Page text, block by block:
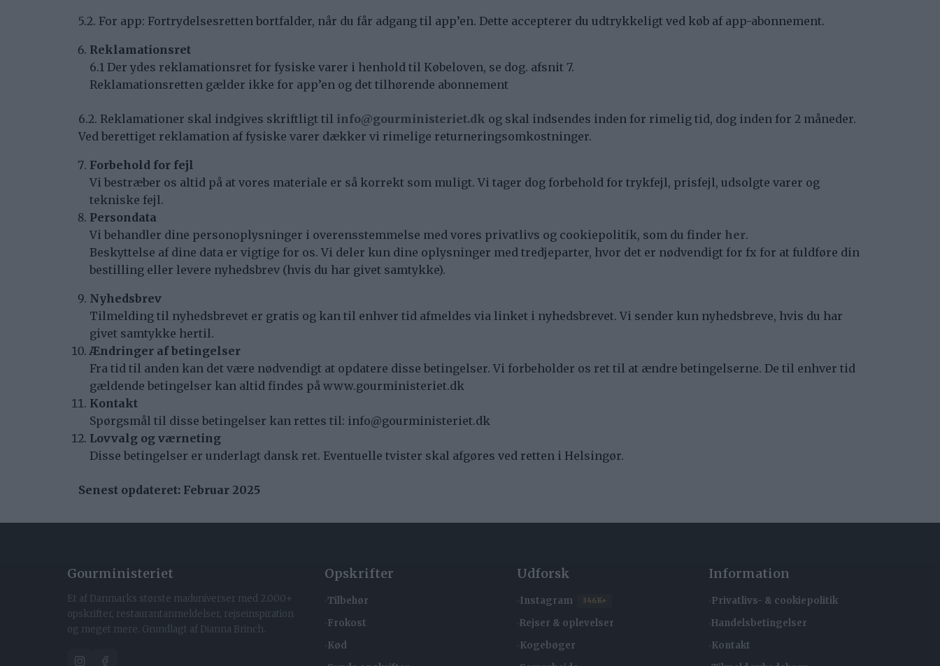
5.2. For app: Fortrydelsesretten bortfalder, når du får adgang til app’en. Dette accepterer du udtrykkeligt ved køb af app-abonnement.
Reklamationsret
6.1 Der ydes reklamationsret for fysiske varer i henhold til Købeloven, se dog. afsnit 7.
Reklamationsretten gælder ikke for app’en og det tilhørende abonnement
6.2. Reklamationer skal indgives skriftligt til info@gourministeriet.dk og skal indsendes inden for rimelig tid, dog inden for 2 måneder.
Ved berettiget reklamation af fysiske varer dækker vi rimelige returneringsomkostninger.
Forbehold for fejl
Vi bestræber os altid på at vores materiale er så korrekt som muligt. Vi tager dog forbehold for trykfejl, prisfejl, udsolgte varer og
tekniske fejl.
Persondata
Vi behandler dine personoplysninger i overensstemmelse med vores privatlivs og cookiepolitik, som du finder her.
Beskyttelse af dine data er vigtige for os. Vi deler kun dine oplysninger med tredjeparter, hvor det er nødvendigt for fx for at fuldføre din
bestilling eller levere nyhedsbrev (hvis du har givet samtykke).
Nyhedsbrev
Tilmelding til nyhedsbrevet er gratis og kan til enhver tid afmeldes via linket i nyhedsbrevet. Vi sender kun nyhedsbreve, hvis du har
givet samtykke hertil.
Ændringer af betingelser
Fra tid til anden kan det være nødvendigt at opdatere disse betingelser. Vi forbeholder os ret til at ændre betingelserne. De til enhver tid
gældende betingelser kan altid findes på www.gourministeriet.dk
Kontakt
Spørgsmål til disse betingelser kan rettes til: info@gourministeriet.dk
Lovvalg og værneting
Disse betingelser er underlagt dansk ret. Eventuelle tvister skal afgøres ved retten i Helsingør.
Senest opdateret: Februar 2025
Gourministeriet
Et af Danmarks største maduniverser med 2.000+
opskrifter, restaurantanmeldelser, rejseinspiration
og meget mere. Grundlagt af Dianna Brinch.
Opskrifter
Tilbehør
Frokost
Kød
Udforsk
Instagram 346K+
Rejser & oplevelser
Kogebøger
Information
Privatlivs- & cookiepolitik
Handelsbetingelser
Kontakt